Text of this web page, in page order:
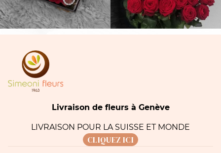
Livraison de fleurs à Genève
LIVRAISON POUR LA SUISSE ET MONDE
CLIQUEZ ICI